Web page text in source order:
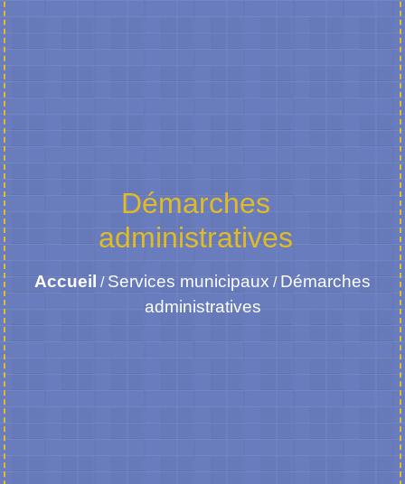
Démarches
administratives
Accueil / Services municipaux / Démarches
administratives